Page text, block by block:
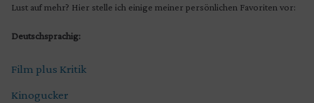
Lust auf mehr? Hier stelle ich einige meiner persönlichen Favoriten vor:
Deutschsprachig:
Film plus Kritik
Kinogucker